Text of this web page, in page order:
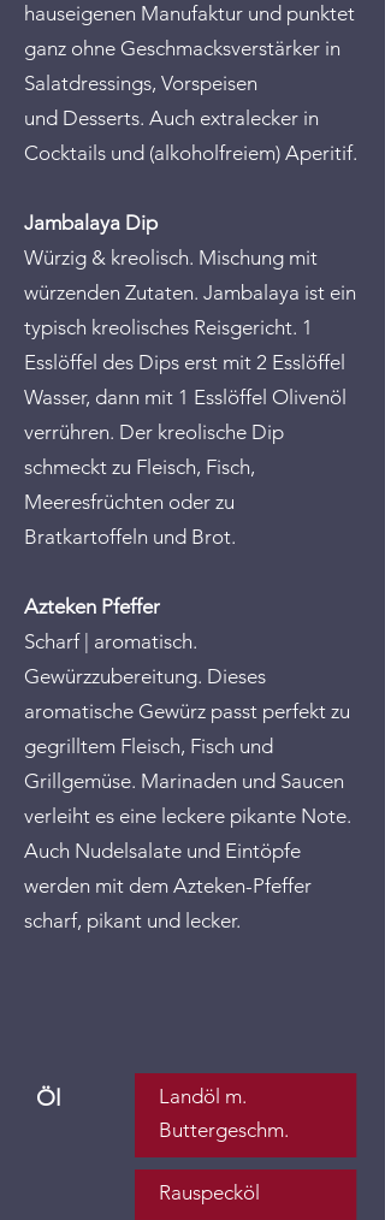
hauseigenen Manufaktur und punktet
ganz ohne Geschmacksverstärker in
Salatdressings, Vorspeisen
und Desserts. Auch extralecker in
Cocktails und (alkoholfreiem) Aperitif.
Jambalaya Dip
Würzig & kreolisch. Mischung mit
würzenden Zutaten. Jambalaya ist ein
typisch kreolisches Reisgericht. 1
Esslöffel des Dips erst mit 2 Esslöffel
Wasser, dann mit 1 Esslöffel Olivenöl
verrühren. Der kreolische Dip
schmeckt zu Fleisch, Fisch,
Meeresfrüchten oder zu
Bratkartoffeln und Brot.
Azteken Pfeffer
Scharf | aromatisch.
Gewürzzubereitung. Dieses
aromatische Gewürz passt perfekt zu
gegrilltem Fleisch, Fisch und
Grillgemüse. Marinaden und Saucen
verleiht es eine leckere pikante Note.
Auch Nudelsalate und Eintöpfe
werden mit dem Azteken-Pfeffer
scharf, pikant und lecker.
Landöl m.
Buttergeschm.
Rauspecköl
Öl